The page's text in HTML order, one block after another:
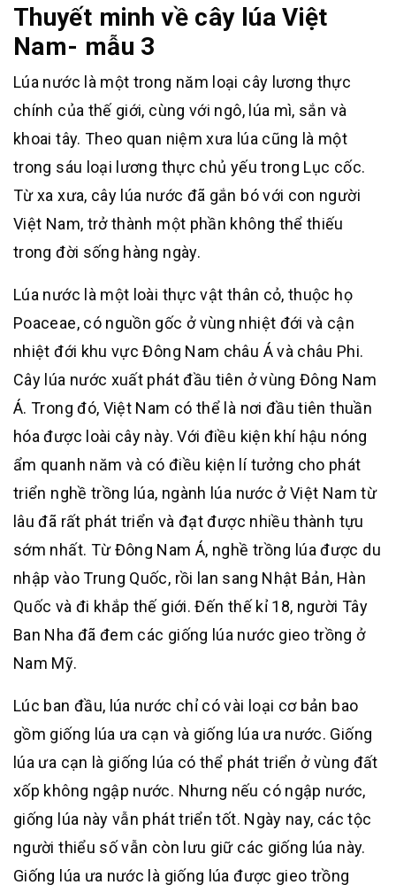
Thuyết minh về cây lúa Việt
Nam- mẫu 3
Lúa nước là một trong năm loại cây lương thực
chính của thế giới, cùng với ngô, lúa mì, sắn và
khoai tây. Theo quan niệm xưa lúa cũng là một
trong sáu loại lương thực chủ yếu trong Lục cốc.
Từ xa xưa, cây lúa nước đã gắn bó với con người
Việt Nam, trở thành một phần không thể thiếu
trong đời sống hàng ngày.
Lúa nước là một loài thực vật thân cỏ, thuộc họ
Poaceae, có nguồn gốc ở vùng nhiệt đới và cận
nhiệt đới khu vực Đông Nam châu Á và châu Phi.
Cây lúa nước xuất phát đầu tiên ở vùng Đông Nam
Á. Trong đó, Việt Nam có thể là nơi đầu tiên thuần
hóa được loài cây này. Với điều kiện khí hậu nóng
ẩm quanh năm và có điều kiện lí tưởng cho phát
triển nghề trồng lúa, ngành lúa nước ở Việt Nam từ
lâu đã rất phát triển và đạt được nhiều thành tựu
sớm nhất. Từ Đông Nam Á, nghề trồng lúa được du
nhập vào Trung Quốc, rồi lan sang Nhật Bản, Hàn
Quốc và đi khắp thế giới. Đến thế kỉ 18, người Tây
Ban Nha đã đem các giống lúa nước gieo trồng ở
Nam Mỹ.
Lúc ban đầu, lúa nước chỉ có vài loại cơ bản bao
gồm giống lúa ưa cạn và giống lúa ưa nước. Giống
lúa ưa cạn là giống lúa có thể phát triển ở vùng đất
xốp không ngập nước. Nhưng nếu có ngập nước,
giống lúa này vẫn phát triển tốt. Ngày nay, các tộc
người thiểu số vẫn còn lưu giữ các giống lúa này.
Giống lúa ưa nước là giống lúa được gieo trồng